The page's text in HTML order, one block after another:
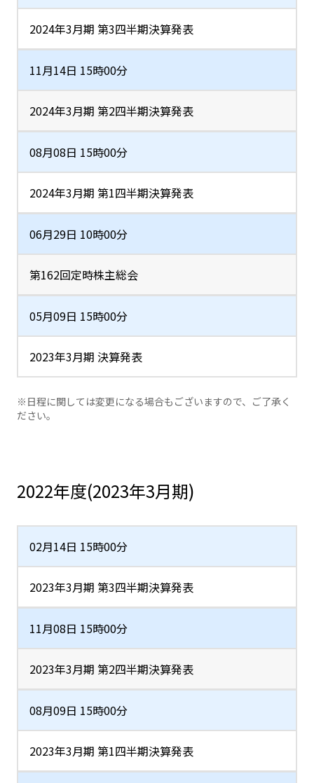
2024年3月期 第3四半期決算発表
11月14日 15時00分
2024年3月期 第2四半期決算発表
08月08日 15時00分
2024年3月期 第1四半期決算発表
06月29日 10時00分
第162回定時株主総会
05月09日 15時00分
2023年3月期 決算発表
※日程に関しては変更になる場合もございますので、ご了承く
ださい。
2022年度(2023年3月期)
02月14日 15時00分
2023年3月期 第3四半期決算発表
11月08日 15時00分
2023年3月期 第2四半期決算発表
08月09日 15時00分
2023年3月期 第1四半期決算発表